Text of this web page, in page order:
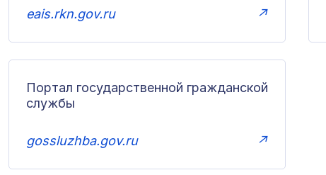
eais.rkn.gov.ru ↗
Портал государственной гражданской
службы
gossluzhba.gov.ru ↗